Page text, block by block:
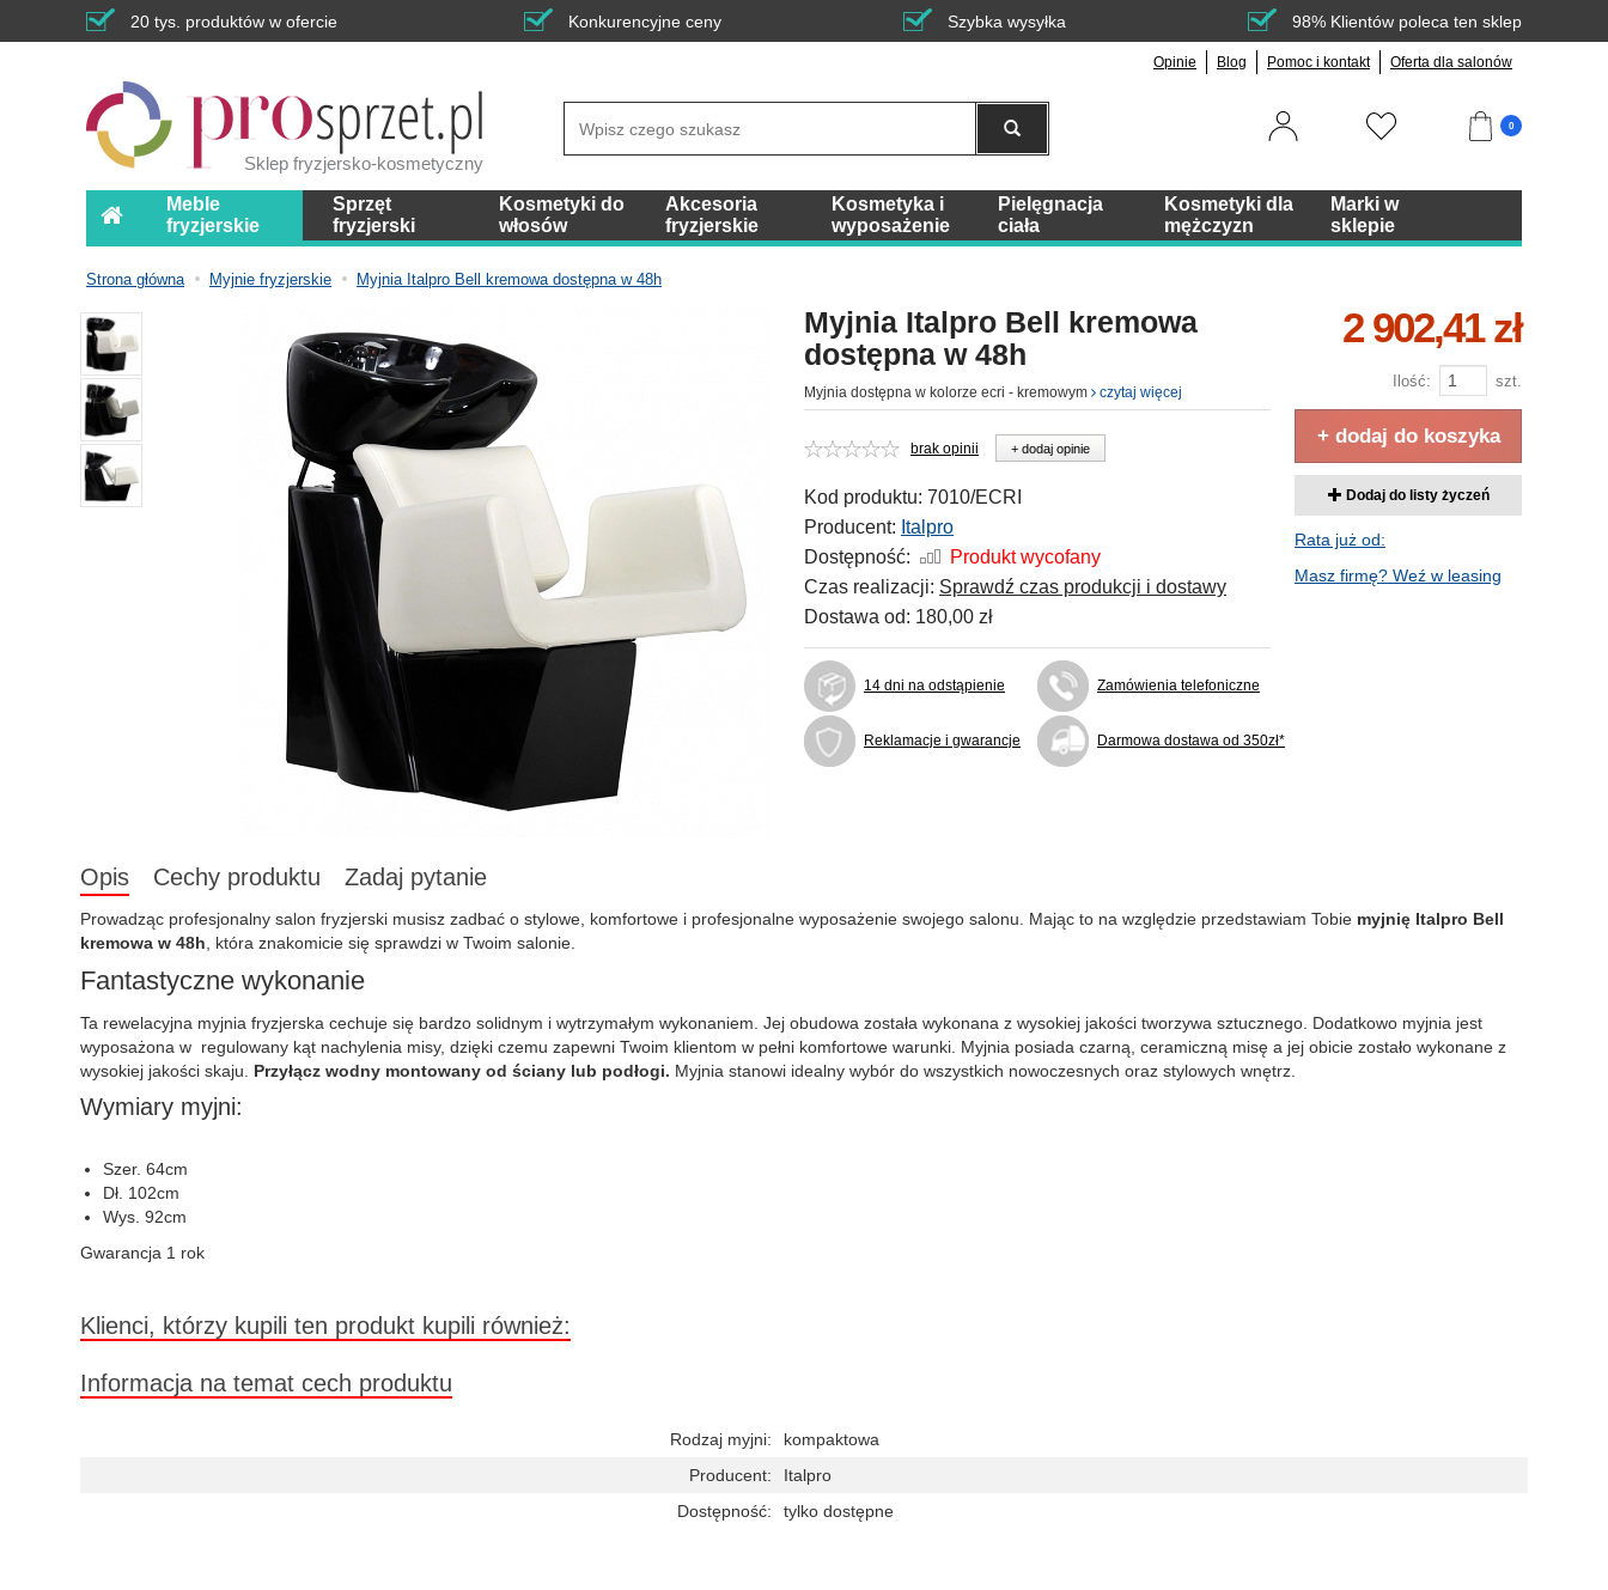
20 tys. produktów w ofercie Konkurencyjne ceny Szybka wysyłka 98% Klientów poleca ten sklep
Opinie Blog Pomoc i kontakt Oferta dla salonów
Sklep fryzjersko-kosmetyczny
0
Meble
fryzjerskie
Sprzęt
fryzjerski
Kosmetyki do
włosów
Akcesoria
fryzjerskie
Kosmetyka i
wyposażenie
Pielęgnacja
ciała
Kosmetyki dla
mężczyzn
Marki w
sklepie
Strona główna Myjnie fryzjerskie Myjnia Italpro Bell kremowa dostępna w 48h
Myjnia Italpro Bell kremowa
dostępna w 48h
Myjnia dostępna w kolorze ecri - kremowym czytaj więcej
brak opinii + dodaj opinie
Kod produktu: 7010/ECRI
Producent: Italpro
Dostępność:
Produkt wycofany
Czas realizacji: Sprawdź czas produkcji i dostawy
Dostawa od: 180,00 zł
14 dni na odstąpienie Zamówienia telefoniczne
Reklamacje i gwarancje Darmowa dostawa od 350zł*
2 902,41 zł
Ilość: szt.
+ dodaj do koszyka
Dodaj do listy życzeń
Rata już od:
Masz firmę? Weź w leasing
Opis Cechy produktu Zadaj pytanie
Prowadząc profesjonalny salon fryzjerski musisz zadbać o stylowe, komfortowe i profesjonalne wyposażenie swojego salonu. Mając to na względzie przedstawiam Tobie myjnię Italpro Bell
kremowa w 48h , która znakomicie się sprawdzi w Twoim salonie.
Fantastyczne wykonanie
Ta rewelacyjna myjnia fryzjerska cechuje się bardzo solidnym i wytrzymałym wykonaniem. Jej obudowa została wykonana z wysokiej jakości tworzywa sztucznego. Dodatkowo myjnia jest
wyposażona w regulowany kąt nachylenia misy, dzięki czemu zapewni Twoim klientom w pełni komfortowe warunki. Myjnia posiada czarną, ceramiczną misę a jej obicie zostało wykonane z
wysokiej jakości skaju. Przyłącz wodny montowany od ściany lub podłogi. Myjnia stanowi idealny wybór do wszystkich nowoczesnych oraz stylowych wnętrz.
Wymiary myjni:
Szer. 64cm
Dł. 102cm
Wys. 92cm
Gwarancja 1 rok
Klienci, którzy kupili ten produkt kupili również:
Informacja na temat cech produktu
Rodzaj myjni:
kompaktowa
Producent:
Italpro
Dostępność:
tylko dostępne